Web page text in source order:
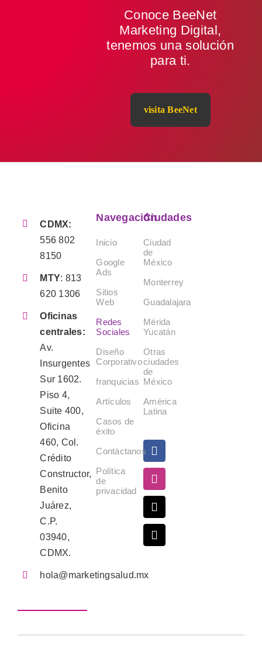
Conoce BeeNet
Marketing Digital,
tenemos una solución
para ti.
visita BeeNet
CDMX:
556 802
8150
MTY: 813
620 1306
Oficinas
centrales:
Av.
Insurgentes
Sur 1602.
Piso 4,
Suite 400,
Oficina
460, Col.
Crédito
Constructor,
Benito
Juárez,
C.P.
03940,
CDMX.
hola@marketingsalud.mx
Navegación
Inicio
Google
Ads
Sitios
Web
Redes
Sociales
Diseño
Corporativo
franquicias
Artículos
Casos de
éxito
Contáctanos
Política
de
privacidad
Ciudades
Ciudad
de
México
Monterrey
Guadalajara
Mérida
Yucatán
Otras
ciudades
de
México
América
Latina